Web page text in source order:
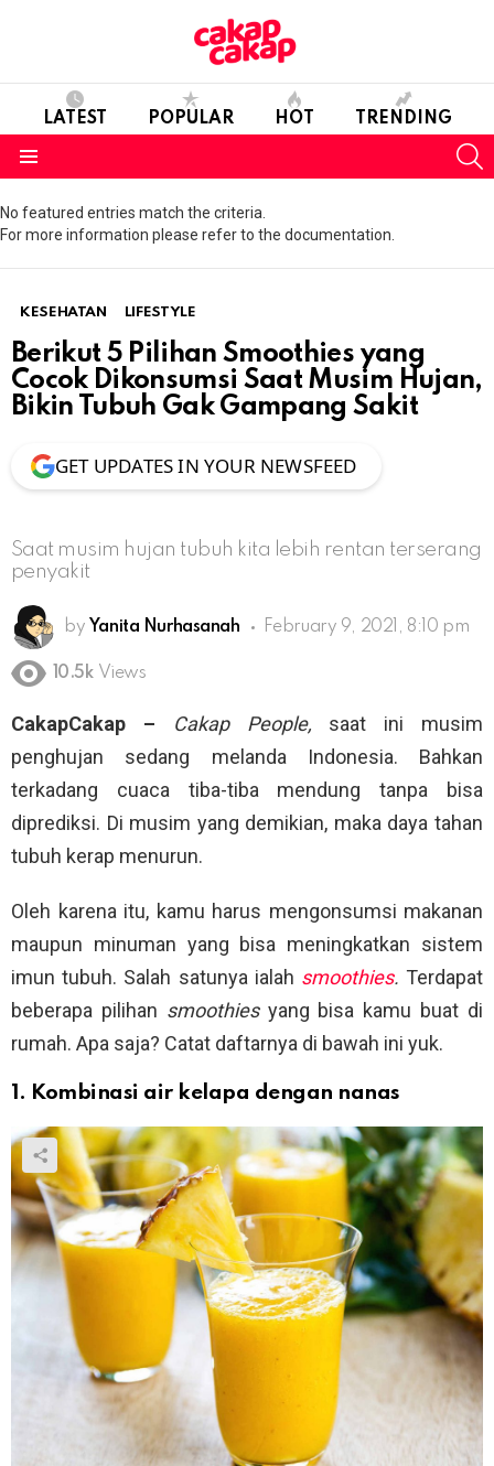
LATEST POPULAR HOT TRENDING
No featured entries match the criteria.
For more information please refer to the documentation.
KESEHATAN LIFESTYLE
Berikut 5 Pilihan Smoothies yang
Cocok Dikonsumsi Saat Musim Hujan,
Bikin Tubuh Gak Gampang Sakit
GET UPDATES IN YOUR NEWSFEED
Saat musim hujan tubuh kita lebih rentan terserang
penyakit
by Yanita Nurhasanah February 9, 2021, 8:10 pm
10.5k Views
CakapCakap – Cakap People, saat ini musim
penghujan sedang melanda Indonesia. Bahkan
terkadang cuaca tiba-tiba mendung tanpa bisa
diprediksi. Di musim yang demikian, maka daya tahan
tubuh kerap menurun.
Oleh karena itu, kamu harus mengonsumsi makanan
maupun minuman yang bisa meningkatkan sistem
imun tubuh. Salah satunya ialah smoothies. Terdapat
beberapa pilihan smoothies yang bisa kamu buat di
rumah. Apa saja? Catat daftarnya di bawah ini yuk.
1. Kombinasi air kelapa dengan nanas